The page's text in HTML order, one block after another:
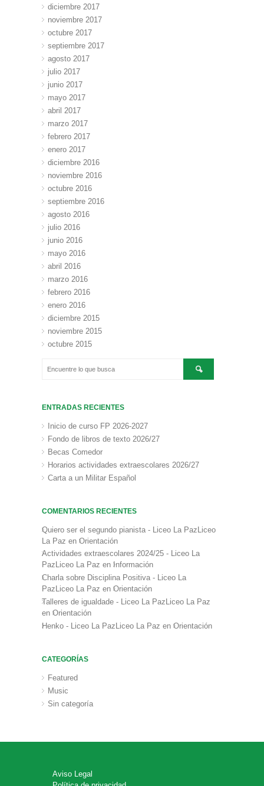
diciembre 2017
noviembre 2017
octubre 2017
septiembre 2017
agosto 2017
julio 2017
junio 2017
mayo 2017
abril 2017
marzo 2017
febrero 2017
enero 2017
diciembre 2016
noviembre 2016
octubre 2016
septiembre 2016
agosto 2016
julio 2016
junio 2016
mayo 2016
abril 2016
marzo 2016
febrero 2016
enero 2016
diciembre 2015
noviembre 2015
octubre 2015
ENTRADAS RECIENTES
Inicio de curso FP 2026-2027
Fondo de libros de texto 2026/27
Becas Comedor
Horarios actividades extraescolares 2026/27
Carta a un Militar Español
COMENTARIOS RECIENTES
Quiero ser el segundo pianista - Liceo La PazLiceo
La Paz enOrientación
Actividades extraescolares 2024/25 - Liceo La
PazLiceo La Paz enInformación
Charla sobre Disciplina Positiva - Liceo La
PazLiceo La Paz enOrientación
Talleres de igualdade - Liceo La PazLiceo La Paz
enOrientación
Henko - Liceo La PazLiceo La Paz enOrientación
CATEGORÍAS
Featured
Music
Sin categoría
Aviso Legal